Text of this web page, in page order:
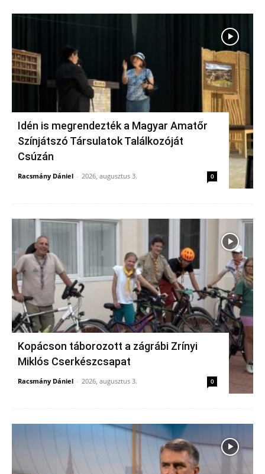
Idén is megrendezték a Magyar Amatőr
Színjátszó Társulatok Találkozóját
Csúzán
Racsmány Dániel - 2026, augusztus 3. 0
Kopácson táborozott a zágrábi Zrínyi
Miklós Cserkészcsapat
Racsmány Dániel - 2026, augusztus 3. 0